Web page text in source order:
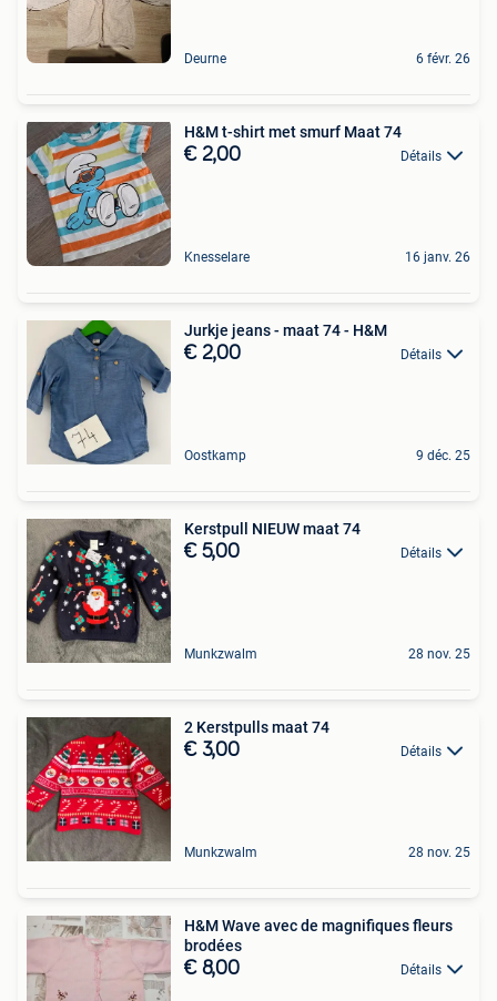
Deurne 6 févr. 26
H&M t-shirt met smurf Maat 74
€ 2,00 Détails
Knesselare 16 janv. 26
Jurkje jeans - maat 74 - H&M
€ 2,00 Détails
Oostkamp 9 déc. 25
Kerstpull NIEUW maat 74
€ 5,00 Détails
Munkzwalm 28 nov. 25
2 Kerstpulls maat 74
€ 3,00 Détails
Munkzwalm 28 nov. 25
H&M Wave avec de magnifiques fleurs
brodées
€ 8,00 Détails